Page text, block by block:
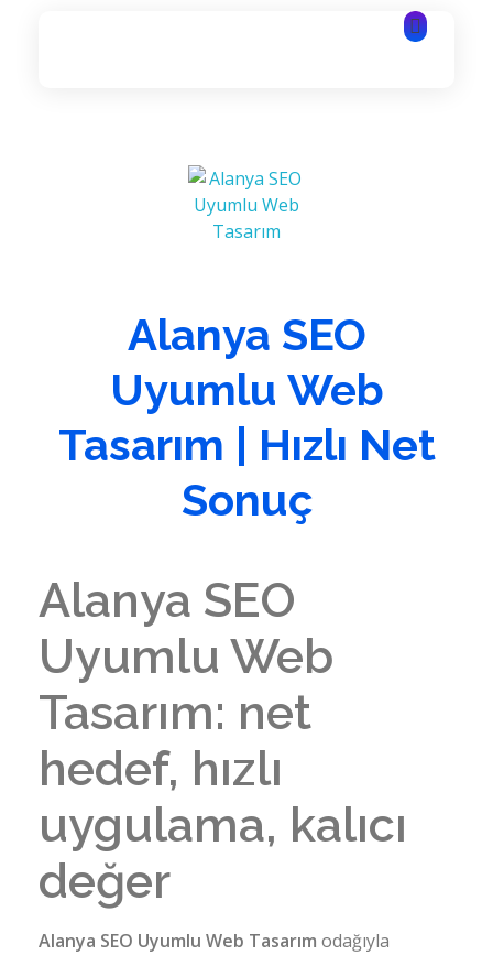
Alanya SEO
Uyumlu Web
Tasarım | Hızlı Net
Sonuç
Alanya SEO
Uyumlu Web
Tasarım: net
hedef, hızlı
uygulama, kalıcı
değer
Alanya SEO Uyumlu Web Tasarım odağıyla